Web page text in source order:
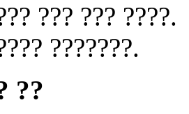
??? ??? ????.
???????.
??